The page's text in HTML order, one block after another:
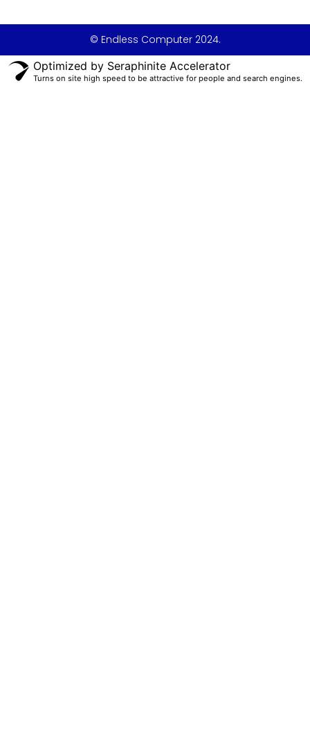
© Endless Computer 2024.
Optimized by Seraphinite Accelerator
Turns on site high speed to be attractive for people and search engines.